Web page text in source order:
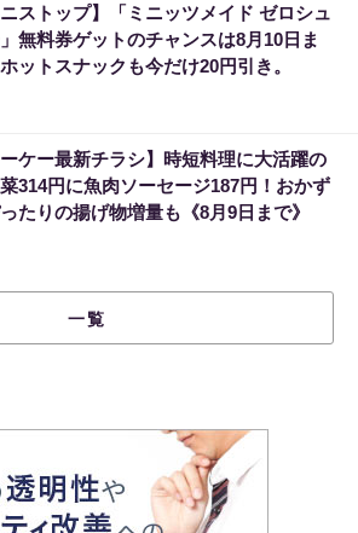
ニストップ】「ミニッツメイド ゼロシュ
無料券ゲットのチャンスは8月10日ま
ットスナックも今だけ20円引き。
ーケー最新チラシ】時短料理に大活躍の
314円に魚肉ソーセージ187円！おかず
たりの揚げ物増量も《8月9日まで》
一覧